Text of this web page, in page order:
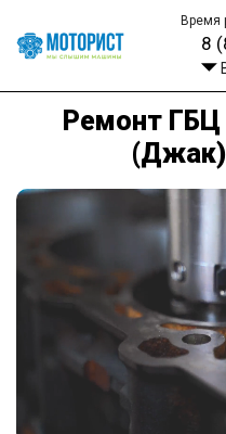
Время
8
Ремонт ГБЦ